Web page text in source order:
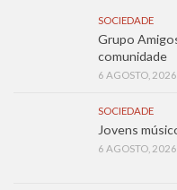
SOCIEDADE
Grupo
comunidade
6 AGOSTO, 2026
SOCIEDADE
Jovens
6 AGOSTO, 2026